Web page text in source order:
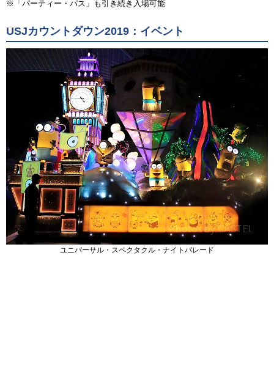
※「パーティー・パス」も引き続き入場可能
USJカウントダウン2019：イベント
ユニバーサル・スペクタクル・ナイトパレード